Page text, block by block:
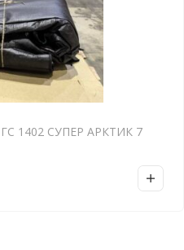
ГС 1402 СУПЕР АРКТИК 7